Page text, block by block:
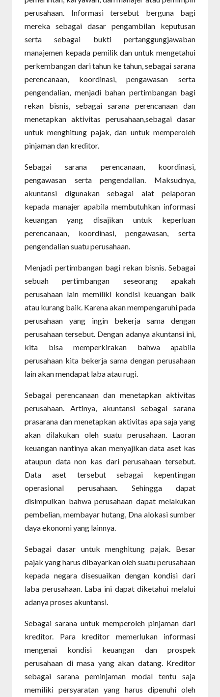
perusahaan. Informasi tersebut berguna bagi
mereka sebagai dasar pengambilan keputusan
serta sebagai bukti pertanggungjawaban
manajemen kepada pemilik dan untuk mengetahui
perkembangan dari tahun ke tahun, sebagai sarana
perencanaan, koordinasi, pengawasan serta
pengendalian, menjadi bahan pertimbangan bagi
rekan bisnis, sebagai sarana perencanaan dan
menetapkan aktivitas perusahaan,sebagai dasar
untuk menghitung pajak, dan untuk memperoleh
pinjaman dan kreditor.
Sebagai sarana perencanaan, koordinasi,
pengawasan serta pengendalian. Maksudnya,
akuntansi digunakan sebagai alat pelaporan
kepada manajer apabila membutuhkan informasi
keuangan yang disajikan untuk keperluan
perencanaan, koordinasi, pengawasan, serta
pengendalian suatu perusahaan.
Menjadi pertimbangan bagi rekan bisnis. Sebagai
sebuah pertimbangan seseorang apakah
perusahaan lain memiliki kondisi keuangan baik
atau kurang baik. Karena akan mempengaruhi pada
perusahaan yang ingin bekerja sama dengan
perusahaan tersebut. Dengan adanya akuntansi ini,
kita bisa memperkirakan bahwa apabila
perusahaan kita bekerja sama dengan perusahaan
lain akan mendapat laba atau rugi.
Sebagai perencanaan dan menetapkan aktivitas
perusahaan. Artinya, akuntansi sebagai sarana
prasarana dan menetapkan aktivitas apa saja yang
akan dilakukan oleh suatu perusahaan. Laoran
keuangan nantinya akan menyajikan data aset kas
ataupun data non kas dari perusahaan tersebut.
Data aset tersebut sebagai kepentingan
operasional perusahaan. Sehingga dapat
disimpulkan bahwa perusahaan dapat melakukan
pembelian, membayar hutang, Dna alokasi sumber
daya ekonomi yang lainnya.
Sebagai dasar untuk menghitung pajak. Besar
pajak yang harus dibayarkan oleh suatu perusahaan
kepada negara disesuaikan dengan kondisi dari
laba perusahaan. Laba ini dapat diketahui melalui
adanya proses akuntansi.
Sebagai sarana untuk memperoleh pinjaman dari
kreditor. Para kreditor memerlukan informasi
mengenai kondisi keuangan dan prospek
perusahaan di masa yang akan datang. Kreditor
sebagai sarana peminjaman modal tentu saja
memiliki persyaratan yang harus dipenuhi oleh